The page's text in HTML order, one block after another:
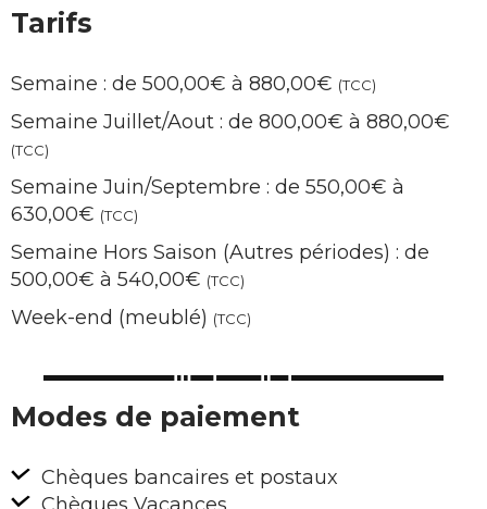
Tarifs
Semaine : de 500,00€ à 880,00€ (TCC)
Semaine Juillet/Aout : de 800,00€ à 880,00€
(TCC)
Semaine Juin/Septembre : de 550,00€ à
630,00€ (TCC)
Semaine Hors Saison (Autres périodes) : de
500,00€ à 540,00€ (TCC)
Week-end (meublé) (TCC)
Modes de paiement
Chèques bancaires et postaux